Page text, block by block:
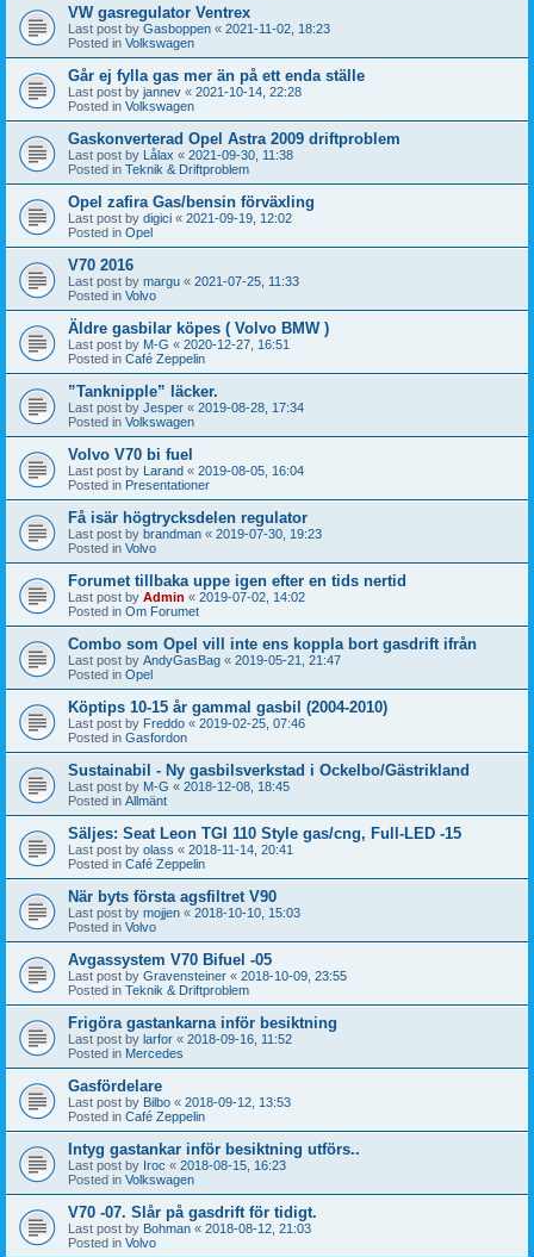
VW gasregulator Ventrex
Last post by Gasboppen « 2021-11-02, 18:23
Posted in Volkswagen
Går ej fylla gas mer än på ett enda ställe
Last post by jannev « 2021-10-14, 22:28
Posted in Volkswagen
Gaskonverterad Opel Astra 2009 driftproblem
Last post by Lålax « 2021-09-30, 11:38
Posted in Teknik & Driftproblem
Opel zafira Gas/bensin förväxling
Last post by digici « 2021-09-19, 12:02
Posted in Opel
V70 2016
Last post by margu « 2021-07-25, 11:33
Posted in Volvo
Äldre gasbilar köpes ( Volvo BMW )
Last post by M-G « 2020-12-27, 16:51
Posted in Café Zeppelin
”Tanknipple” läcker.
Last post by Jesper « 2019-08-28, 17:34
Posted in Volkswagen
Volvo V70 bi fuel
Last post by Larand « 2019-08-05, 16:04
Posted in Presentationer
Få isär högtrycksdelen regulator
Last post by brandman « 2019-07-30, 19:23
Posted in Volvo
Forumet tillbaka uppe igen efter en tids nertid
Last post by Admin « 2019-07-02, 14:02
Posted in Om Forumet
Combo som Opel vill inte ens koppla bort gasdrift ifrån
Last post by AndyGasBag « 2019-05-21, 21:47
Posted in Opel
Köptips 10-15 år gammal gasbil (2004-2010)
Last post by Freddo « 2019-02-25, 07:46
Posted in Gasfordon
Sustainabil - Ny gasbilsverkstad i Ockelbo/Gästrikland
Last post by M-G « 2018-12-08, 18:45
Posted in Allmänt
Säljes: Seat Leon TGI 110 Style gas/cng, Full-LED -15
Last post by olass « 2018-11-14, 20:41
Posted in Café Zeppelin
När byts första agsfiltret V90
Last post by mojjen « 2018-10-10, 15:03
Posted in Volvo
Avgassystem V70 Bifuel -05
Last post by Gravensteiner « 2018-10-09, 23:55
Posted in Teknik & Driftproblem
Frigöra gastankarna inför besiktning
Last post by larfor « 2018-09-16, 11:52
Posted in Mercedes
Gasfördelare
Last post by Bilbo « 2018-09-12, 13:53
Posted in Café Zeppelin
Intyg gastankar inför besiktning utförs..
Last post by Iroc « 2018-08-15, 16:23
Posted in Volkswagen
V70 -07. Slår på gasdrift för tidigt.
Last post by Bohman « 2018-08-12, 21:03
Posted in Volvo